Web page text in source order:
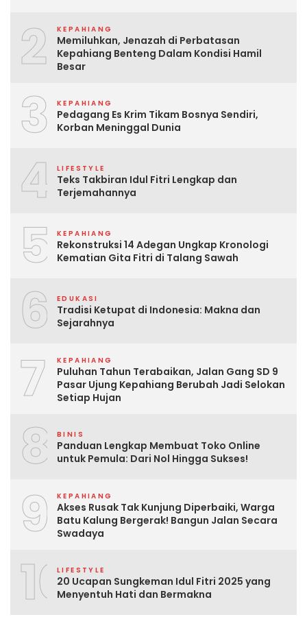
2
KEPAHIANG
Memiluhkan, Jenazah di Perbatasan
Kepahiang Benteng Dalam Kondisi Hamil
Besar
3 KEPAHIANG
Pedagang Es Krim Tikam Bosnya Sendiri,
Korban Meninggal Dunia
4 LIFESTYLE
Teks Takbiran Idul Fitri Lengkap dan
Terjemahannya
5 KEPAHIANG
Rekonstruksi 14 Adegan Ungkap Kronologi
Kematian Gita Fitri di Talang Sawah
6 EDUKASI
Tradisi Ketupat di Indonesia: Makna dan
Sejarahnya
7 KEPAHIANG
Puluhan Tahun Terabaikan, Jalan Gang SD 9
Pasar Ujung Kepahiang Berubah Jadi Selokan
Setiap Hujan
8 BINIS
Panduan Lengkap Membuat Toko Online
untuk Pemula: Dari Nol Hingga Sukses!
9 KEPAHIANG
Akses Rusak Tak Kunjung Diperbaiki, Warga
Batu Kalung Bergerak! Bangun Jalan Secara
Swadaya
10LIFESTYLE
20 Ucapan Sungkeman Idul Fitri 2025 yang
Menyentuh Hati dan Bermakna